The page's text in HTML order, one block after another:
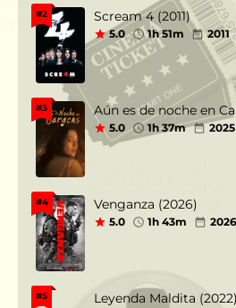
#2 Scream 4 (2011)
5.0 1h 51m 2011
#3 Aún es de noche en
5.0 1h 37m 2025
#4 Venganza (2026)
5.0 1h 43m 2026
#5 Leyenda Maldita (2022)